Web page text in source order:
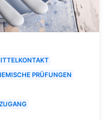
PRÜFUNGEN